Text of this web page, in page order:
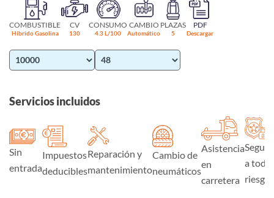
COMBUSTIBLE
Híbrido Gasolina
CV
130
CONSUMO
4.3 L/100
CAMBIO
Automático
PLAZAS
5
PDF
Descargar
Servicios incluidos
Sin
entrada
Impuestos
deducibles
Reparación y
mantenimiento
Cambio de
neumáticos
Asistencia
en
carretera
Seguro
a todo
riesgo